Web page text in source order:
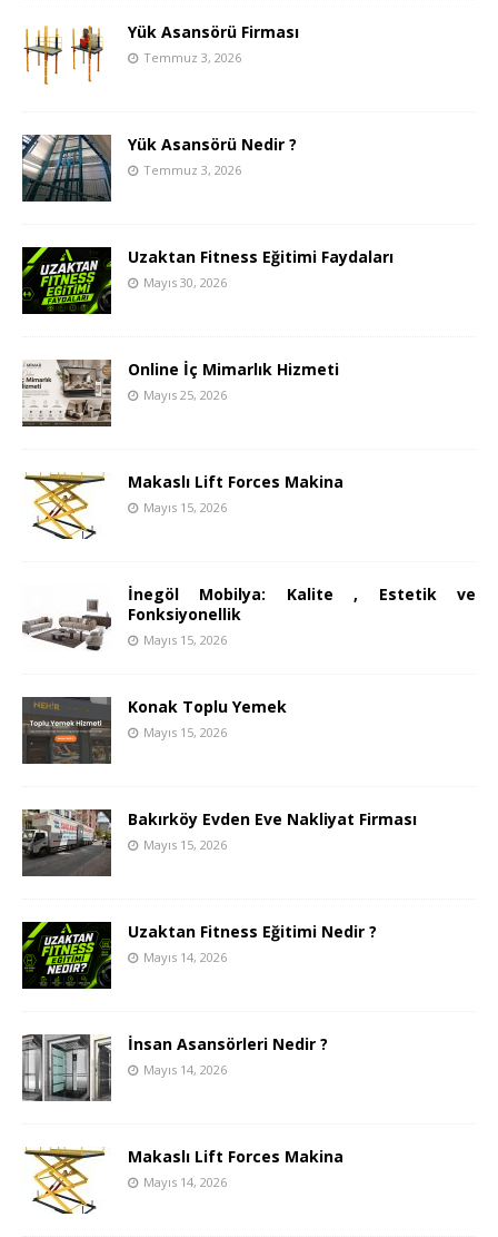
Yük Asansörü Firması
Temmuz 3, 2026
Yük Asansörü Nedir ?
Temmuz 3, 2026
Uzaktan Fitness Eğitimi Faydaları
Mayıs 30, 2026
Online İç Mimarlık Hizmeti
Mayıs 25, 2026
Makaslı Lift Forces Makina
Mayıs 15, 2026
İnegöl Mobilya: Kalite , Estetik ve
Fonksiyonellik
Mayıs 15, 2026
Konak Toplu Yemek
Mayıs 15, 2026
Bakırköy Evden Eve Nakliyat Firması
Mayıs 15, 2026
Uzaktan Fitness Eğitimi Nedir ?
Mayıs 14, 2026
İnsan Asansörleri Nedir ?
Mayıs 14, 2026
Makaslı Lift Forces Makina
Mayıs 14, 2026